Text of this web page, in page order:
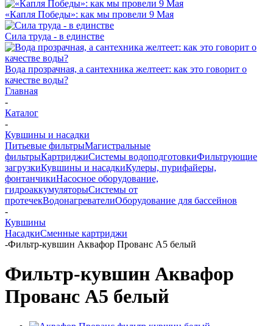
«Капля Победы»: как мы провели 9 Мая
Сила труда - в единстве
Вода прозрачная, а сантехника желтеет: как это говорит о
качестве воды?
Главная
-
Каталог
-
Кувшины и насадки
Питьевые фильтрыМагистральные
фильтрыКартриджиСистемы водоподготовкиФильтрующие
загрузкиКувшины и насадкиКулеры, пурифайеры,
фонтанчикиНасосное оборудование,
гидроаккумуляторыСистемы от
протечекВодонагревателиОборудование для бассейнов
-
Кувшины
НасадкиСменные картриджи
-Фильтр-кувшин Аквафор Прованс А5 белый
Фильтр-кувшин Аквафор
Прованс А5 белый